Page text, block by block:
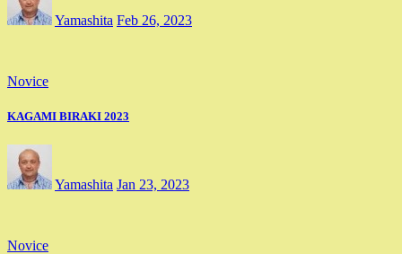
Yamashita Feb 26, 2023
Novice
KAGAMI BIRAKI 2023
Yamashita Jan 23, 2023
Novice